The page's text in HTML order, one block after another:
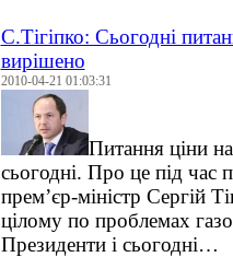
С.Тігіпко: Сьогодні
вирішено
2010-04-21 01:03:31
Питання ціни
сьогодні. Про це під час
прем’єр-міністр Сергій
цілому по проблемах
Президенти і сьогодні…